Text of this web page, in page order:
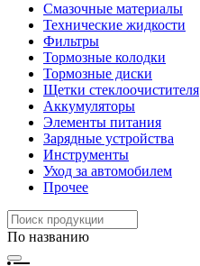
Смазочные материалы
Технические жидкости
Фильтры
Тормозные колодки
Тормозные диски
Щетки стеклоочистителя
Аккумуляторы
Элементы питания
Зарядные устройства
Инструменты
Уход за автомобилем
Прочее
По названию